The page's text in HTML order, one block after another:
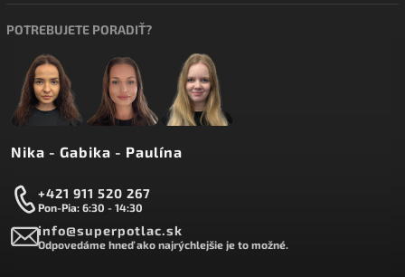
POTREBUJETE PORADIŤ?
Nika - Gabika - Paulína
+421 911 520 267
Pon-Pia: 6:30 - 14:30
info@superpotlac.sk
Odpovedáme hneď ako najrýchlejšie je to možné.